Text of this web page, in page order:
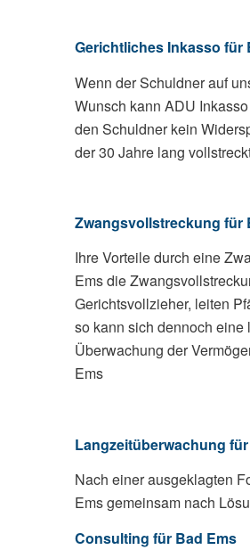
Gerichtliches Inkasso für
Wenn der Schuldner auf
Wunsch kann ADU
den Schuldner kein
der 30 Jahre lang
Zwangsvollstreckung für
Ihre Vorteile durch eine
Ems die
Gerichtsvollzieher, leiten
so kann sich dennoch
Überwachung der
Ems
Langzeitüberwachung
Nach einer ausgeklagten
Ems gemeinsam nach
Consulting für Bad Ems